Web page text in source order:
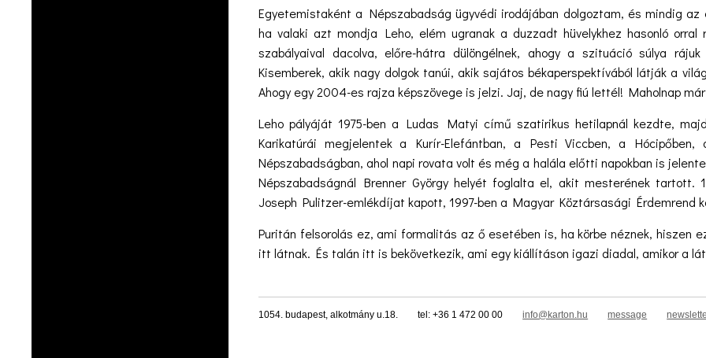
Egyetemistaként a Népszabadság ügyvédi irodájában dolgoztam, és mindig
ha valaki azt mondja Leho, elém ugranak a duzzadt hüvelykhez hasonló
szabályaival dacolva, előre-hátra dülöngélnek, ahogy a szituáció súlya
Kisemberek, akik nagy dolgok tanúi, akik sajátos békaperspektívából látják a
Ahogy egy 2004-es rajza képszövege is jelzi. Jaj, de nagy fiú lettél! Maholnap
Leho pályáját 1975-ben a Ludas Matyi című szatirikus hetilapnál kezdte,
Karikatúrái megjelentek a Kurír-Elefántban, a Pesti Viccben, a Hócipőben,
Népszabadságban, ahol napi rovata volt és még a halála előtti napokban is
Népszabadságnál Brenner György helyét foglalta el, akit mesterének tartott.
Joseph Pulitzer-emlékdíjat kapott, 1997-ben a Magyar Köztársasági Érdemrend
Puritán felsorolás ez, ami formalitás az ő esetében is, ha körbe néznek, hiszen
itt látnak. És talán itt is bekövetkezik, ami egy kiállításon igazi diadal, amikor a
1054. budapest, alkotmány u.18. tel: +36 1 472 00 00 info@karton.hu message